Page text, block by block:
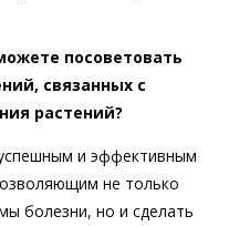
посоветовать
связанных с
растений?
и эффективным
не только
болезни, но и сделать